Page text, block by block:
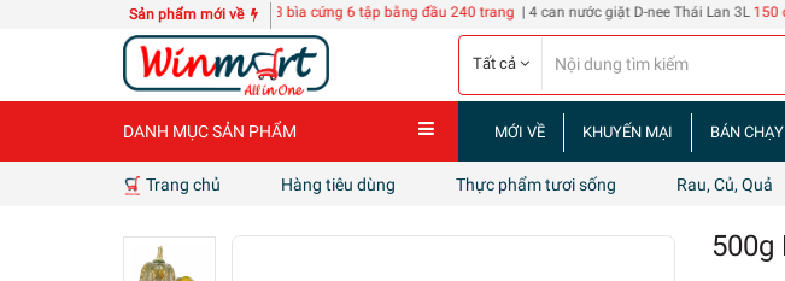
Sản phẩm mới về
TECH KZ11810 quyển Sổ A3 bìa cứng 6 tập bằng đầu 240 trang | 4 can nước giặt D-nee Thái Lan 3L 150 cái
Tất cả
DANH MỤC SẢN PHẨM MỚI VỀ KHUYẾN MẠI BÁN CHẠY
Trang chủ Hàng tiêu dùng Thực phẩm tươi sống Rau, Củ, Quả
500g